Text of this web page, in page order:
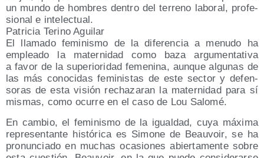
un mun­do de hom­bres den­tro del terreno labo­ral, pro­fe­
sio­nal e intelectual.
Patri­cia Terino Agui­lar
El lla­ma­do femi­nis­mo de la dife­ren­cia a menu­do ha
emplea­do la mater­ni­dad como baza argu­men­ta­ti­va
a favor de la supe­rio­ri­dad feme­ni­na, aun­que algu­nas de
las más cono­ci­das femi­nis­tas de este sec­tor y defen­
so­ras de esta visión recha­za­ran la mater­ni­dad para sí
mis­mas, como ocu­rre en el caso de Lou Salomé.
En cam­bio, el femi­nis­mo de la igual­dad, cuya máxi­ma
repre­sen­tan­te his­tó­ri­ca es Simo­ne de Beau­voir, se ha
pro­nun­cia­do en muchas oca­sio­nes abier­ta­men­te sobre